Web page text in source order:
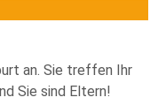
an. Sie treffen Ihr
Sie sind Eltern!